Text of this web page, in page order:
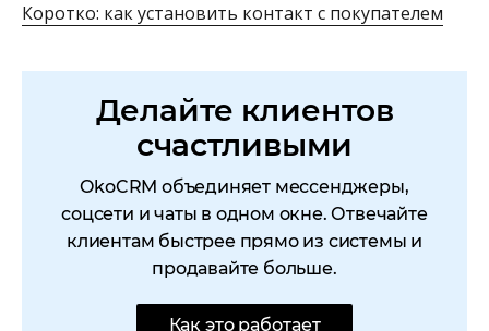
Коротко: как установить контакт с покупателем
Делайте клиентов
счастливыми
OkoCRM объединяет мессенджеры,
соцсети и чаты в одном окне. Отвечайте
клиентам быстрее прямо из системы и
продавайте больше.
Как это работает